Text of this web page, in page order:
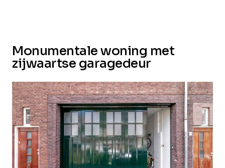
Monumentale woning met
zijwaartse garagedeur